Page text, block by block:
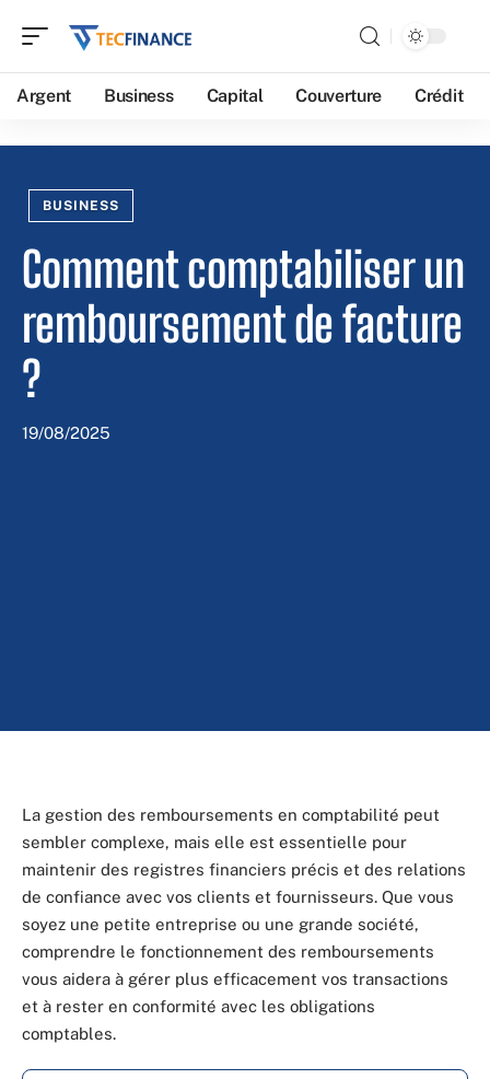
Argent Business Capital Couverture Crédit
BUSINESS
Comment comptabiliser un
remboursement de facture
?
19/08/2025
La gestion des remboursements en comptabilité peut
sembler complexe, mais elle est essentielle pour
maintenir des registres financiers précis et des relations
de confiance avec vos clients et fournisseurs. Que vous
soyez une petite entreprise ou une grande société,
comprendre le fonctionnement des remboursements
vous aidera à gérer plus efficacement vos transactions
et à rester en conformité avec les obligations
comptables.